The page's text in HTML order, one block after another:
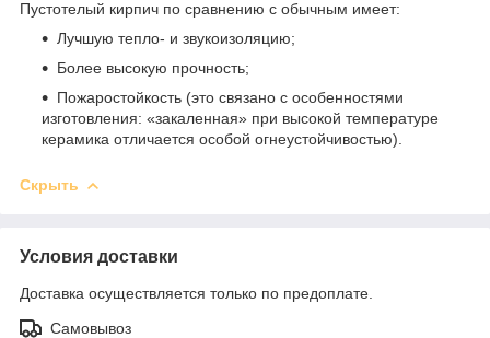
Пустотелый кирпич по сравнению с обычным имеет:
Лучшую тепло- и звукоизоляцию;
Более высокую прочность;
Пожаростойкость (это связано с особенностями
изготовления: «закаленная» при высокой температуре
керамика отличается особой огнеустойчивостью).
Скрыть
Условия доставки
Доставка осуществляется только по предоплате.
Самовывоз